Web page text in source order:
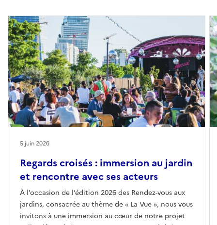
Regards croisés : immersion au jardin
et rencontre avec ses acteurs
À l’occasion de l’édition 2026 des Rendez-vous aux
jardins, consacrée au thème de « La Vue », nous vous
invitons à une immersion au cœur de notre projet
5 juin 2026